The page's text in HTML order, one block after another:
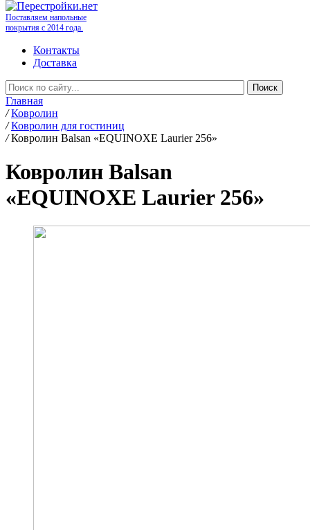
Поставляем напольные
покрытия с 2014 года.
Контакты
Доставка
Главная
/ Ковролин
/ Ковролин для гостиниц
/ Ковролин Balsan «EQUINOXE Laurier 256»
Ковролин Balsan
«EQUINOXE Laurier 256»